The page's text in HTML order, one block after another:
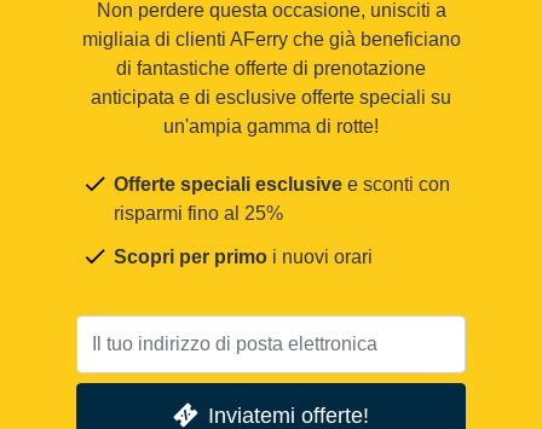
Non perdere questa occasione, unisciti a
migliaia di clienti AFerry che già beneficiano
di fantastiche offerte di prenotazione
anticipata e di esclusive offerte speciali su
un'ampia gamma di rotte!
Offerte speciali esclusive e sconti con
risparmi fino al 25%
Scopri per primo i nuovi orari
Inviatemi offerte!